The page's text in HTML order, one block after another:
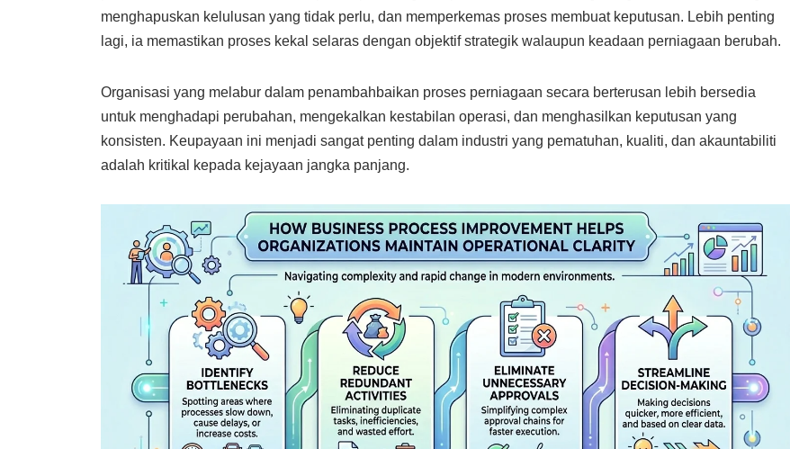
menghapuskan kelulusan yang tidak perlu, dan memperkemas proses membuat keputusan. Lebih penting
lagi, ia memastikan proses kekal selaras dengan objektif strategik walaupun keadaan perniagaan berubah.
Organisasi yang melabur dalam penambahbaikan proses perniagaan secara berterusan lebih bersedia
untuk menghadapi perubahan, mengekalkan kestabilan operasi, dan menghasilkan keputusan yang
konsisten. Keupayaan ini menjadi sangat penting dalam industri yang pematuhan, kualiti, dan akauntabiliti
adalah kritikal kepada kejayaan jangka panjang.